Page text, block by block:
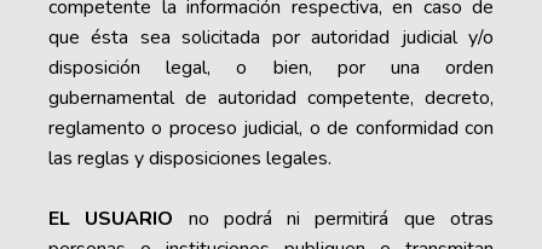
competente la información respectiva, en caso de
que ésta sea solicitada por autoridad judicial y/o
disposición legal, o bien, por una orden
gubernamental de autoridad competente, decreto,
reglamento o proceso judicial, o de conformidad con
las reglas y disposiciones legales.
EL USUARIO no podrá ni permitirá que otras